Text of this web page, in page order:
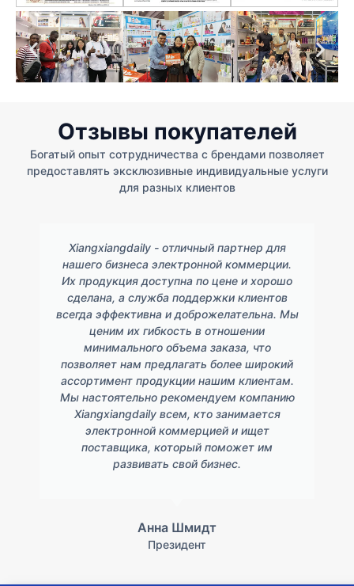
Отзывы покупателей
Богатый опыт сотрудничества с брендами позволяет
предоставлять эксклюзивные индивидуальные услуги
для разных клиентов
Xiangxiangdaily - отличный партнер для
нашего бизнеса электронной коммерции.
Их продукция доступна по цене и хорошо
сделана, а служба поддержки клиентов
всегда эффективна и доброжелательна. Мы
ценим их гибкость в отношении
минимального объема заказа, что
позволяет нам предлагать более широкий
ассортимент продукции нашим клиентам.
Мы настоятельно рекомендуем компанию
Xiangxiangdaily всем, кто занимается
электронной коммерцией и ищет
поставщика, который поможет им
развивать свой бизнес.
Анна Шмидт
Президент